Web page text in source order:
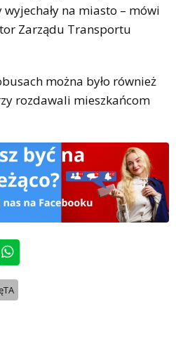
na miasto – mówi
Zarządu Transportu
można było również
rozdawali mieszkańcom